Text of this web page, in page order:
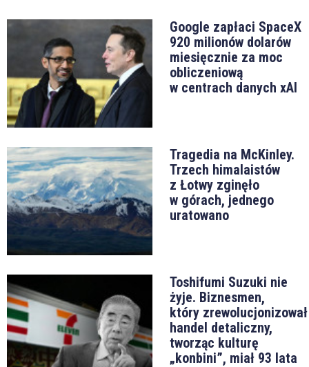
Google zapłaci SpaceX
920 milionów dolarów
miesięcznie za moc
obliczeniową
w centrach danych xAI
Tragedia na McKinley.
Trzech himalaistów
z Łotwy zginęło
w górach, jednego
uratowano
Toshifumi Suzuki nie
żyje. Biznesmen,
który zrewolucjonizował
handel detaliczny,
tworząc kulturę
„konbini”, miał 93 lata